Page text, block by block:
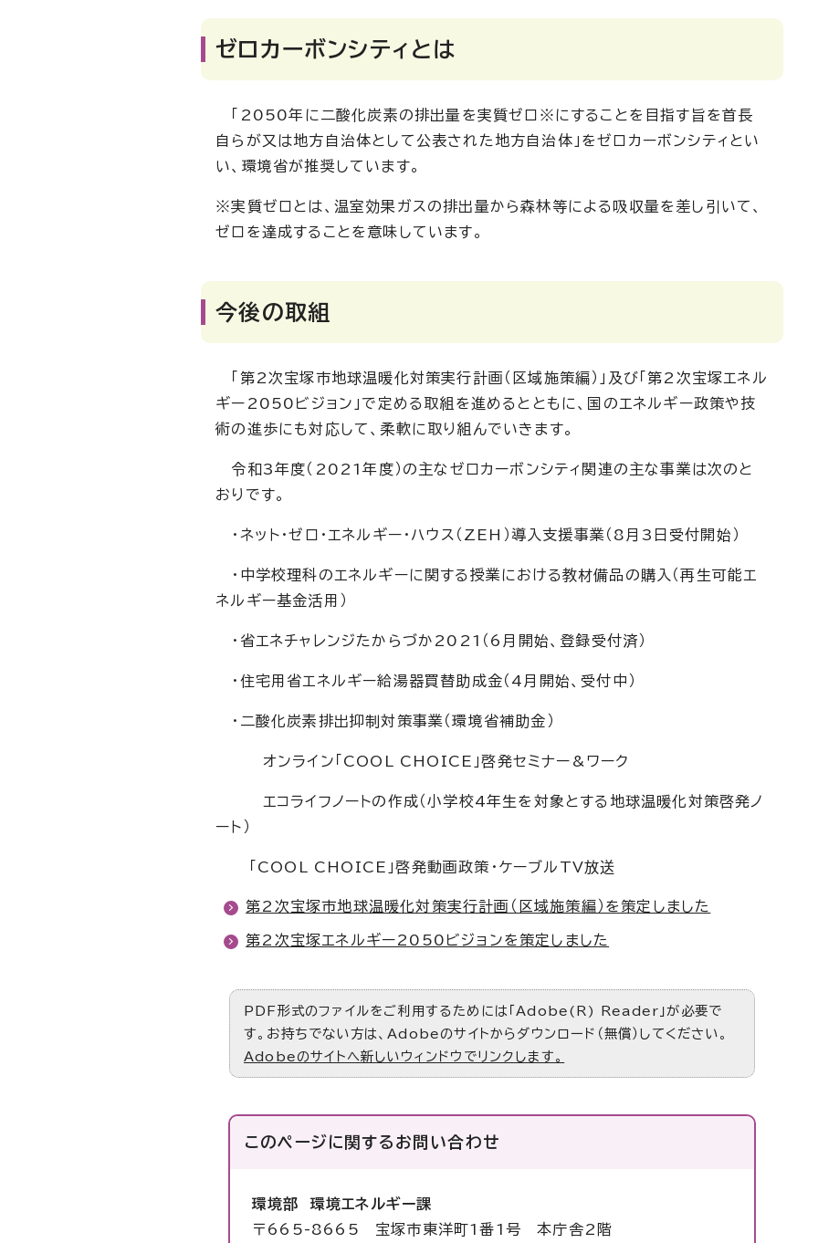
ゼロカーボンシティとは
「2050年に二酸化炭素の排出量を実質ゼロ※にすることを目指す旨を首長
自らが又は地方自治体として公表された地方自治体」をゼロカーボンシティとい
い、環境省が推奨しています。
※実質ゼロとは、温室効果ガスの排出量から森林等による吸収量を差し引いて、
ゼロを達成することを意味しています。
今後の取組
「第2次宝塚市地球温暖化対策実行計画（区域施策編）」及び「第2次宝塚エネル
ギー2050ビジョン」で定める取組を進めるとともに、国のエネルギー政策や技
術の進歩にも対応して、柔軟に取り組んでいきます。
令和3年度（2021年度）の主なゼロカーボンシティ関連の主な事業は次のと
おりです。
・ネット・ゼロ・エネルギー・ハウス（ZEH）導入支援事業（8月3日受付開始）
・中学校理科のエネルギーに関する授業における教材備品の購入（再生可能エ
ネルギー基金活用）
・省エネチャレンジたからづか2021（6月開始、登録受付済）
・住宅用省エネルギー給湯器買替助成金（4月開始、受付中）
・二酸化炭素排出抑制対策事業（環境省補助金）
オンライン「COOL CHOICE」啓発セミナー&ワーク
エコライフノートの作成（小学校4年生を対象とする地球温暖化対策啓発ノ
ート）
「COOL CHOICE」啓発動画政策・ケーブルTV放送
第2次宝塚市地球温暖化対策実行計画（区域施策編）を策定しました
第2次宝塚エネルギー2050ビジョンを策定しました
PDF形式のファイルをご利用するためには「Adobe(R) Reader」が必要で
す。お持ちでない方は、Adobeのサイトからダウンロード（無償）してください。
Adobeのサイトへ新しいウィンドウでリンクします。
このページに関する お問い合わせ
環境部 環境エネルギー課
〒665-8665 宝塚市東洋町1番1号 本庁舎2階